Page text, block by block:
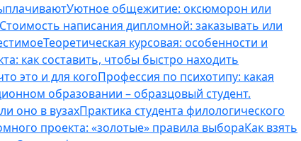
Уютное общежитие: оксюморон или
Стоимость написания дипломной: заказывать или
Теоретическая курсовая: особенности и
как составить, чтобы быстро находить
это и для когоПрофессия по психотипу: какая
образовании – образцовый студент.
оно в вузахПрактика студента филологического
проекта: «золотые» правила выбораКак взять